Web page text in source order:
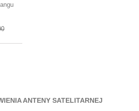
ANTENY SATELITARNEJ